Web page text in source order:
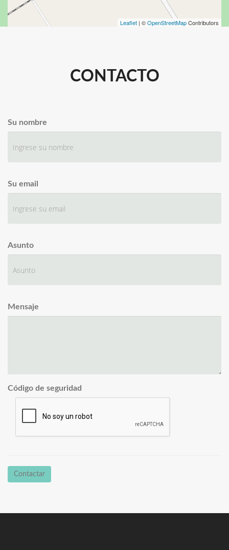
Leaflet | ©OpenStreetMapContributors
CONTACTO
Su nombre
Su email
Asunto
Mensaje
Código de seguridad
Contactar